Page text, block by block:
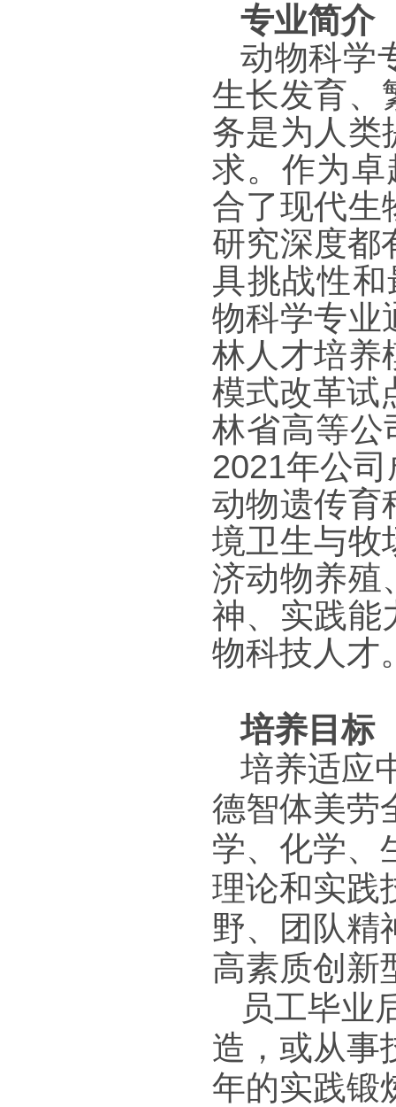
专业简介
动物科学
生长发育、
务是为人类
求。作为
合了现代生
研究深度都
具挑战性
物科学专业
林人才培养
模式改革试
林省高等公
2021年公
动物遗传育
境卫生与牧
济动物养殖
神、实践能
物科技人才
培养目标
培养适应
德智体美劳
学、化学、
理论和实践
野、团队精
高素质创新
员工毕业
造，或从事
年的实践锻